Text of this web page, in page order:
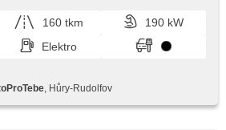
denní svícení, Alufelgen,
ovládání palubního počítače,
počítače, digitální přístrojový
elektronická ruční brzda,
startování, bezklíčové odemykání,
Lenkrad einstellbar,
160 tkm
190 kW
Elektro
, Hůry-Rudolfov